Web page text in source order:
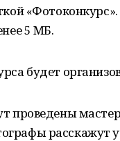
5 МБ.
будет
проведены
расскажут